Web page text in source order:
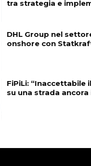
tra strategia e
DHL Group nel
onshore con
FiPiLi: “Inaccettabile
su una strada ancora